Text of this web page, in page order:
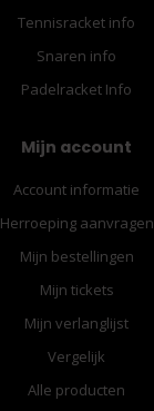
Tennisracket info
Snaren info
Padelracket Info
Mijn account
Account informatie
Herroeping aanvragen
Mijn bestellingen
Mijn tickets
Mijn verlanglijst
Vergelijk
Alle producten